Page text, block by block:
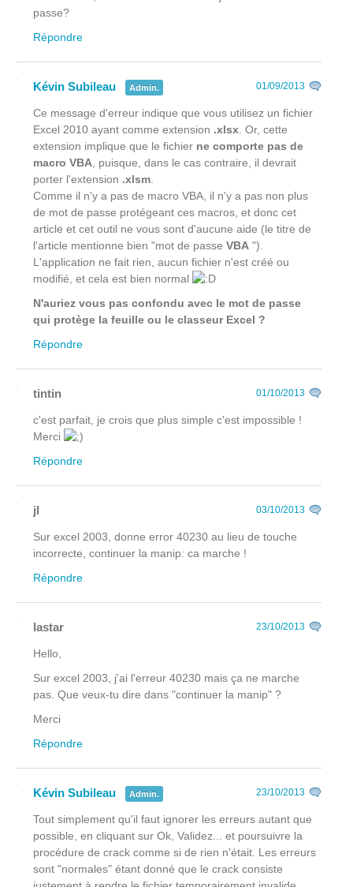
passe?
Répondre
Kévin Subileau Admin. 01/09/2013
Ce message d'erreur indique que vous utilisez un fichier
Excel 2010 ayant comme extension .xlsx . Or, cette
extension implique que le fichier ne comporte pas de
macro VBA , puisque, dans le cas contraire, il devrait
porter l'extension .xlsm
Comme il n'y a pas de macro VBA, il n'y a pas non plus
de mot de passe protégeant ces macros, et donc cet
article et cet outil ne vous sont d'aucune aide (le titre de
l'article mentionne bien "mot de passe VBA ").
L'application ne fait rien, aucun fichier n'est créé ou
modifié, et cela est bien normal
N'auriez vous pas confondu avec le mot de passe
qui protège la feuille ou le classeur Excel ?
Répondre
tintin 01/10/2013
c'est parfait, je crois que plus simple c'est impossible !
Merci
Répondre
jl 03/10/2013
Sur excel 2003, donne error 40230 au lieu de touche
incorrecte, continuer la manip: ca marche !
Répondre
lastar 23/10/2013
Hello,
Sur excel 2003, j'ai l'erreur 40230 mais ça ne marche
pas. Que veux-tu dire dans "continuer la manip" ?
Merci
Répondre
Kévin Subileau Admin. 23/10/2013
Tout simplement qu'il faut ignorer les erreurs autant que
possible, en cliquant sur Ok, Validez... et poursuivre la
procédure de crack comme si de rien n'était. Les erreurs
sont "normales" étant donné que le crack consiste